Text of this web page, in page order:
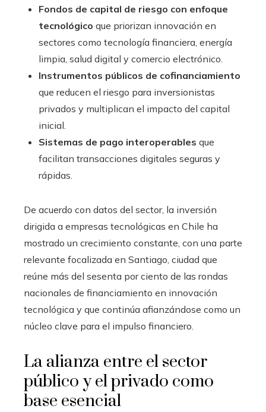
Fondos de capital de riesgo con enfoque
tecnológico que priorizan innovación en
sectores como tecnología financiera, energía
limpia, salud digital y comercio electrónico.
Instrumentos públicos de cofinanciamiento
que reducen el riesgo para inversionistas
privados y multiplican el impacto del capital
inicial.
Sistemas de pago interoperables que
facilitan transacciones digitales seguras y
rápidas.
De acuerdo con datos del sector, la inversión
dirigida a empresas tecnológicas en Chile ha
mostrado un crecimiento constante, con una parte
relevante focalizada en Santiago, ciudad que
reúne más del sesenta por ciento de las rondas
nacionales de financiamiento en innovación
tecnológica y que continúa afianzándose como un
núcleo clave para el impulso financiero.
La alianza entre el sector
público y el privado como
base esencial